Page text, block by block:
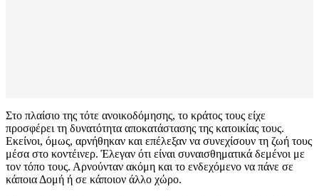
Στο πλαίσιο της τότε ανοικοδόμησης, το κράτος τους είχε
προσφέρει τη δυνατότητα αποκατάστασης της κατοικίας τους.
Εκείνοι, όμως, αρνήθηκαν και επέλεξαν να συνεχίσουν τη ζωή τους
μέσα στο κοντέινερ. Έλεγαν ότι είναι συναισθηματικά δεμένοι με
τον τόπο τους. Αρνούνταν ακόμη και το ενδεχόμενο να πάνε σε
κάποια Δομή ή σε κάποιον άλλο χώρο.